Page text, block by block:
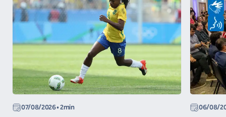
07/08/2026• 2min 06/08/